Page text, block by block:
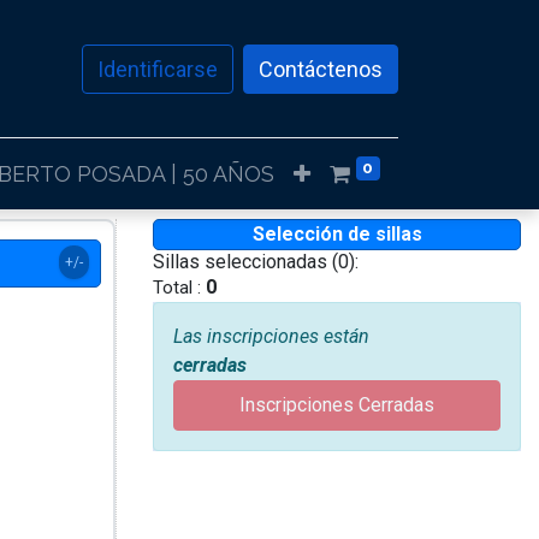
Identificarse Contáctenos
POSADA | 50 AÑOS 0
+/-
Selección de sillas
Sillas seleccionadas (0):
Total : 0
Las inscripciones están
cerradas
Inscripciones Cerradas